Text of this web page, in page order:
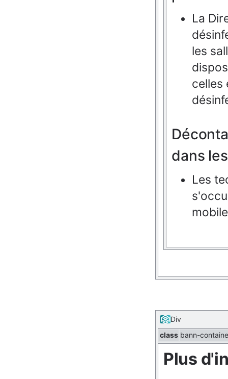
La
les
celles
dans
Les
Div
class bann-
Plus